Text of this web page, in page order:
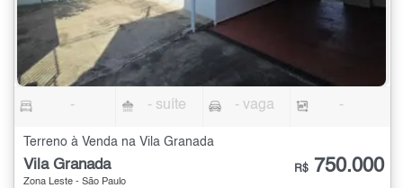
- - suíte - vaga -
Terreno à Venda na Vila Granada
Vila Granada
Zona Leste - São Paulo
R$ 750.000